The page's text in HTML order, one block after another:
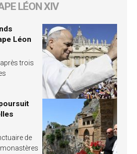
LÉON XIV
Léon
trois
de
monastères